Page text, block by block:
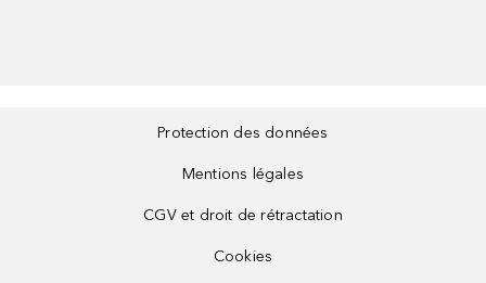
Protection des données
Mentions légales
CGV et droit de rétractation
Cookies